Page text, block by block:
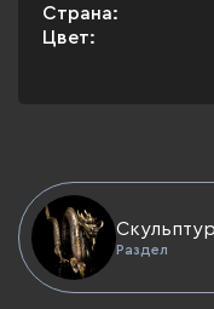
Страна:
Цвет:
Раздел